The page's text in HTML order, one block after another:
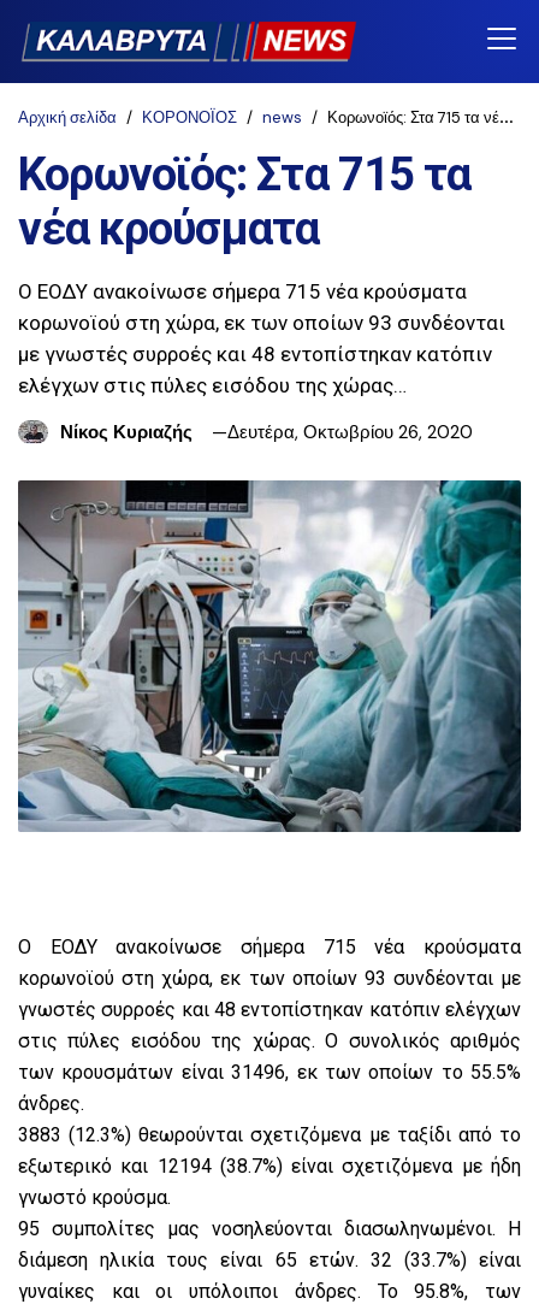
Αρχική σελίδα ΚΟΡΟΝΟΪΟΣ news Κορωνοϊός: Στα 715 τα νέα κρούσματα
Κορωνοϊός: Στα 715 τα
νέα κρούσματα
Ο ΕΟΔΥ ανακοίνωσε σήμερα 715 νέα κρούσματα
κορωνοϊού στη χώρα, εκ των οποίων 93 συνδέονται
με γνωστές συρροές και 48 εντοπίστηκαν κατόπιν
ελέγχων στις πύλες εισόδου της χώρας…
Νίκος Κυριαζής
Δευτέρα, Οκτωβρίου 26, 2020
Ο ΕΟΔΥ ανακοίνωσε σήμερα 715 νέα κρούσματα
κορωνοϊού στη χώρα, εκ των οποίων 93 συνδέονται με
γνωστές συρροές και 48 εντοπίστηκαν κατόπιν ελέγχων
στις πύλες εισόδου της χώρας. Ο συνολικός αριθμός
των κρουσμάτων είναι 31496, εκ των οποίων το 55.5%
άνδρες.
3883 (12.3%) θεωρούνται σχετιζόμενα με ταξίδι από το
εξωτερικό και 12194 (38.7%) είναι σχετιζόμενα με ήδη
γνωστό κρούσμα.
95 συμπολίτες μας νοσηλεύονται διασωληνωμένοι. Η
διάμεση ηλικία τους είναι 65 ετών. 32 (33.7%) είναι
γυναίκες και οι υπόλοιποι άνδρες. To 95.8%, των